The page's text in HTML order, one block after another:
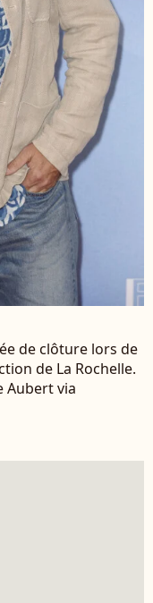
de clôture lors de
de La Rochelle.
Aubert via